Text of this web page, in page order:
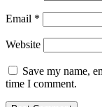
Email *
Website
Save my name,
time I comment.